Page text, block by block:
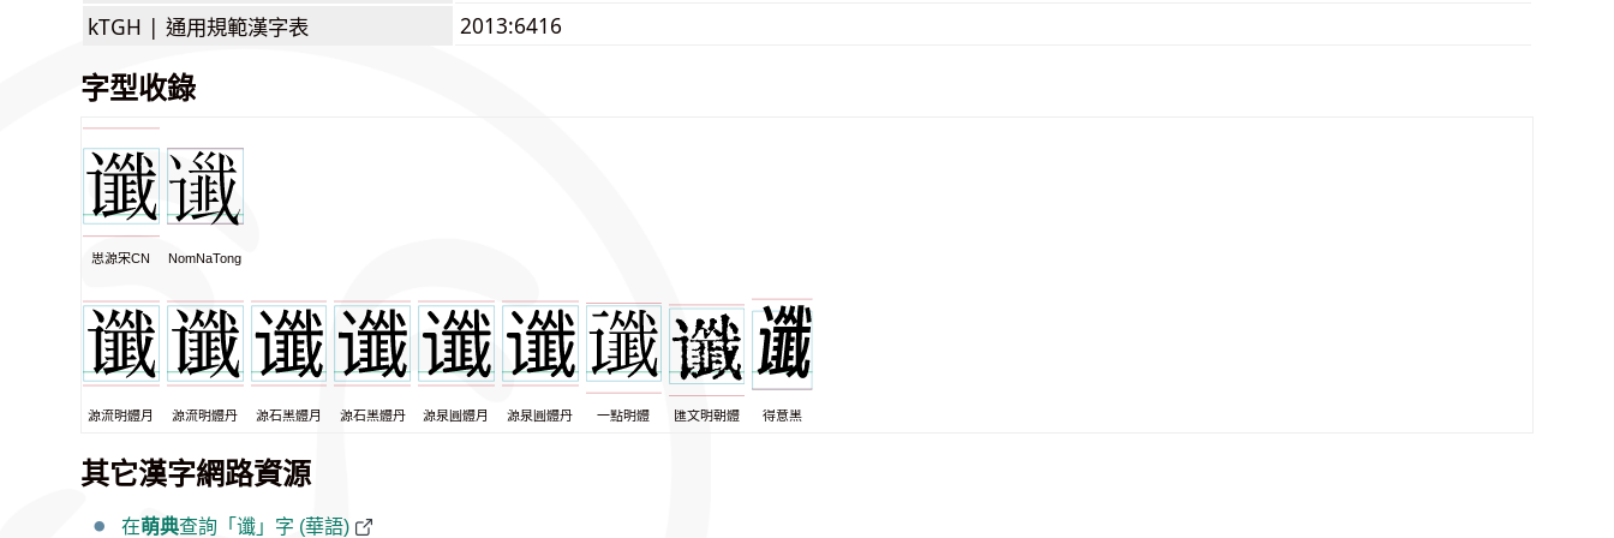
kTGH | 通用規範漢字表 2013:6416
字型收錄
思源宋CN NomNaTong
源流明體月 源流明體丹 源石黑體月 源石黑體丹 源泉圓體月 源泉圓體丹 一點明體 匯文明朝體 得意黑
其它漢字網路資源
在萌典查詢「谶」字 (華語)